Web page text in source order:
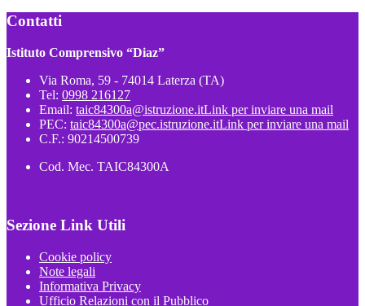
Contatti
Istituto Comprensivo “Diaz”
Via Roma, 59 - 74014 Laterza (TA)
Tel: 0998 216127
Email: taic84300a@istruzione.itLink per inviare una mail
PEC: taic84300a@pec.istruzione.itLink per inviare una mail
C.F.: 90214500739
Cod. Mec. TAIC84300A
Sezione Link Utili
Cookie policy
Note legali
Informativa Privacy
Ufficio Relazioni con il Pubblico